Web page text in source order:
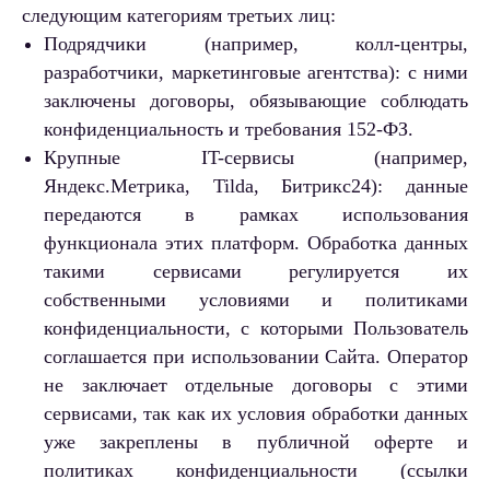
следующим категориям третьих лиц:
Подрядчики (например, колл-центры,
разработчики, маркетинговые агентства): с ними
заключены договоры, обязывающие соблюдать
конфиденциальность и требования 152-ФЗ.
Крупные IT-сервисы (например,
Яндекс.Метрика, Tilda, Битрикс24): данные
передаются в рамках использования
функционала этих платформ. Обработка данных
такими сервисами регулируется их
собственными условиями и политиками
конфиденциальности, с которыми Пользователь
соглашается при использовании Сайта. Оператор
не заключает отдельные договоры с этими
сервисами, так как их условия обработки данных
уже закреплены в публичной оферте и
политиках конфиденциальности (ссылки